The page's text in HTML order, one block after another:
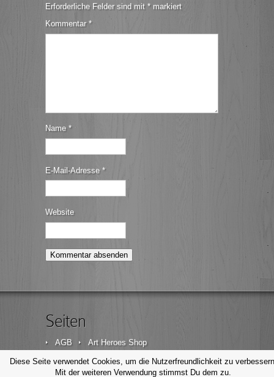
Erforderliche Felder sind mit * markiert
Kommentar*
Name *
E-Mail-Adresse *
Website
Seiten
AGB
Art Heroes Shop
Datenschutzerklärung
Disclaimer
Diese Seite verwendet Cookies, um die Nutzerfreundlichkeit zu
Mit der weiteren Verwendung stimmst Du dem zu.